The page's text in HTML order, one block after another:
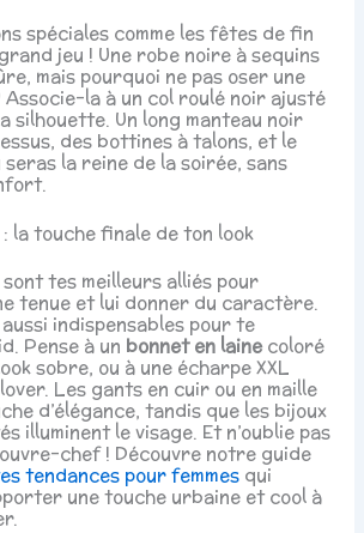
spéciales comme les fêtes de fin
jeu ! Une robe noire à sequins
mais pourquoi ne pas oser une
la à un col roulé noir ajusté
silhouette. Un long manteau noir
des bottines à talons, et le
la reine de la soirée, sans
la touche finale de ton look
tes meilleurs alliés pour
tenue et lui donner du caractère.
indispensables pour te
Pense à un bonnet en lainecoloré
sobre, ou à une écharpe XXL
Les gants en cuir ou en maille
d’élégance, tandis que les bijoux
illuminent le visage. Et n’oublie pas
chef ! Découvre notre guide
tendances pour femmes qui
une touche urbaine et cool à